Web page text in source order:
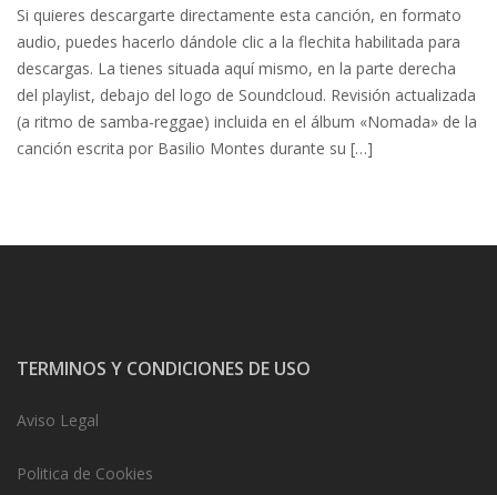
Si quieres descargarte directamente esta canción, en formato
audio, puedes hacerlo dándole clic a la flechita habilitada para
descargas. La tienes situada aquí mismo, en la parte derecha
del playlist, debajo del logo de Soundcloud. Revisión actualizada
(a ritmo de samba-reggae) incluida en el álbum «Nomada» de la
canción escrita por Basilio Montes durante su […]
TERMINOS Y CONDICIONES DE USO
Aviso Legal
Politica de Cookies